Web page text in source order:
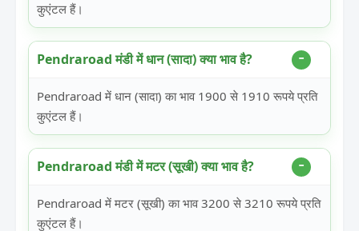
कुएंटल हैं।
Pendraroad मंडी में धान (सादा) क्या भाव है?
Pendraroad में धान (सादा) का भाव 1900 से 1910 रूपये प्रति
कुएंटल हैं।
Pendraroad मंडी में मटर (सूखी) क्या भाव है?
Pendraroad में मटर (सूखी) का भाव 3200 से 3210 रूपये प्रति
कुएंटल हैं।